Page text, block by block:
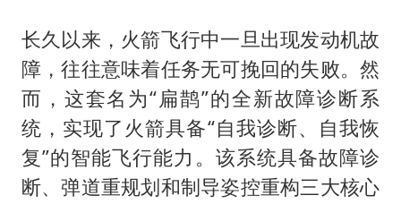
长久以来，火箭飞行中一旦出现发动机故
障，往往意味着任务无可挽回的失败。然
而，这套名为“扁鹊”的全新故障诊断系
统，实现了火箭具备“自我诊断、自我恢
复”的智能飞行能力。该系统具备故障诊
断、弹道重规划和制导姿控重构三大核心